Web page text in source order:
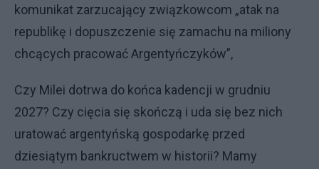
komunikat zarzucający związkowcom „atak na
republikę i dopuszczenie się zamachu na miliony
chcących pracować Argentyńczyków”,
Czy Milei dotrwa do końca kadencji w grudniu
2027? Czy cięcia się skończą i uda się bez nich
uratować argentyńską gospodarkę przed
dziesiątym bankructwem w historii? Mamy